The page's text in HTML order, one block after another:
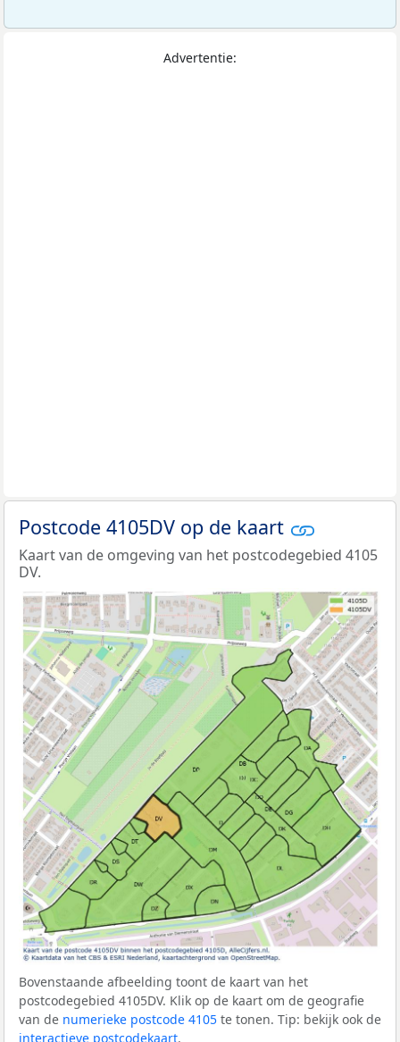
Advertentie:
Postcode 4105DV op de kaart
Kaart van de omgeving van het postcodegebied 4105
DV.
Bovenstaande afbeelding toont de kaart van het
postcodegebied 4105DV. Klik op de kaart om de geografie
van de numerieke postcode 4105 te tonen. Tip: bekijk ook de
interactieve postcodekaart.